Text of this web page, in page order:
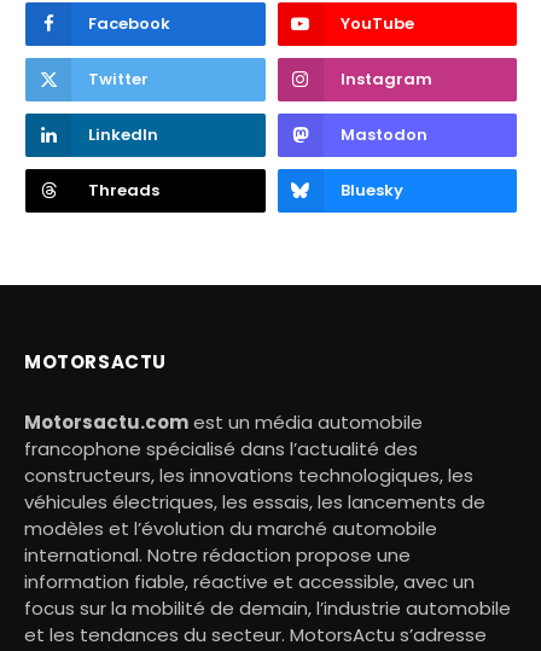
Facebook YouTube
Twitter Instagram
LinkedIn Mastodon
Threads Bluesky
MOTORSACTU
Motorsactu.comest un média automobile
francophone spécialisé dans l’actualité des
constructeurs, les innovations technologiques, les
véhicules électriques, les essais, les lancements de
modèles et l’évolution du marché automobile
international. Notre rédaction propose une
information fiable, réactive et accessible, avec un
focus sur la mobilité de demain, l’industrie automobile
et les tendances du secteur. MotorsActu s’adresse